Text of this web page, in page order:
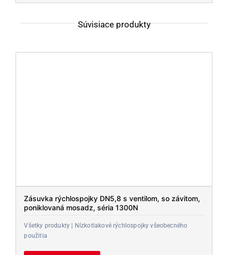
Súvisiace produkty
Zásuvka rýchlospojky DN5,8 s ventilom, so závitom,
poniklovaná mosadz, séria 1300N
Všetky produkty | Nízkotlakové rýchlospojky všeobecného
použitia